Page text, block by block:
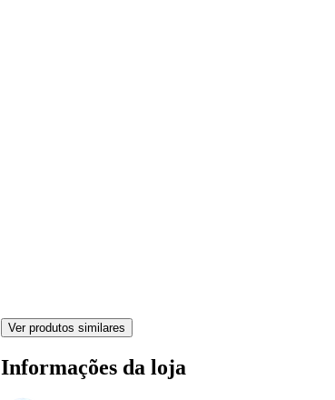
Ver produtos similares
Informações da loja